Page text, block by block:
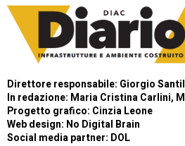
Direttore responsabile: Giorgio
In redazione: Maria Cristina Carlini,
Progetto grafico: Cinzia Leone
Web design: No Digital Brain
Social media partner: DOL